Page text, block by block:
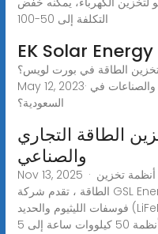
التكلفة إلى 50-100
EK Solar Energy
الطاقة في بورت لويس؟
May 12, 2023· ما هي خيارات التخزين المؤقت للأعمال والصناعات في
السعودية؟
الطاقة التجاري
والصناعي
Nov 13, 2025 · باعتبارها الشركة الرائدة في تصنيع أنظمة تخزين
الطاقة ، تقدم شركة GSL Energy حلول تخزين الطاقة المتميزة من
فوسفات الليثيوم والحديد (LiFePO4) وأنظمة متكاملة تتراوح من
50 كيلووات ساعة إلى 5